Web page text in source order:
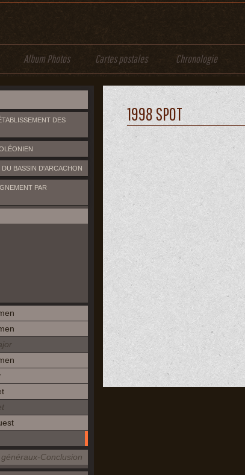
Album Photos Cartes postales Chronologie
DES
BASSIN D'ARCACHON
PAR
Conclusion
1998 SPOT